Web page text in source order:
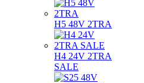
H5 48V 2TRA
H4 24V 2TRA
SALE